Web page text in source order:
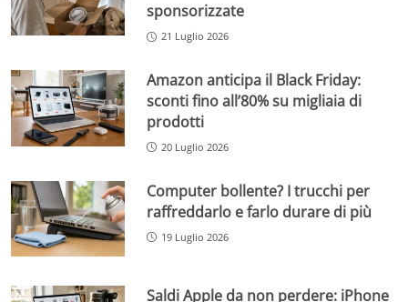
sponsorizzate
21 Luglio 2026
Amazon anticipa il Black Friday:
sconti fino all’80% su migliaia di
prodotti
20 Luglio 2026
Computer bollente? I trucchi per
raffreddarlo e farlo durare di più
19 Luglio 2026
Saldi Apple da non perdere: iPhone